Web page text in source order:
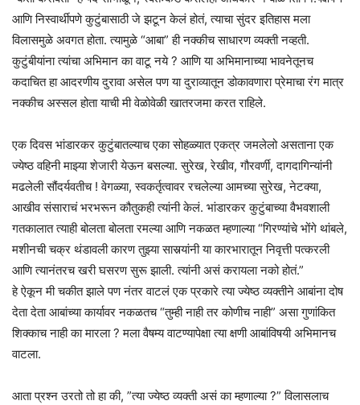
आणि निस्वार्थीपणे कुटुंबासाठी जे झटून केलं होतं, त्याचा सुंदर इतिहास मला
विलासमुळे अवगत होता. त्यामुळे “आबा” ही नक्कीच साधारण व्यक्ती नव्हती.
कुटुंबीयांना त्यांचा अभिमान का वाटू नये ? आणि या अभिमानाच्या भावनेतूनच
कदाचित हा आदरणीय दुरावा असेल पण या दुराव्यातून डोकावणारा प्रेमाचा रंग मात्र
नक्कीच अस्सल होता याची मी वेळोवेळी खातरजमा करत राहिले.
एक दिवस भांडारकर कुटुंबातल्याच एका सोहळ्यात एकत्र जमलेलो असताना एक
ज्येष्ठ वहिनी माझ्या शेजारी येऊन बसल्या. सुरेख, रेखीव, गौरवर्णी, दागदागिन्यांनी
मढलेली सौंदर्यवतीच ! वेगळ्या, स्वकर्तृत्वावर रचलेल्या आमच्या सुरेख, नेटक्या,
आखीव संसाराचं भरभरून कौतुकही त्यांनी केलं. भांडारकर कुटुंबाच्या वैभवशाली
गतकालात त्याही बोलता बोलता रमल्या आणि नकळत म्हणाल्या “गिरण्यांचे भोंगे थांबले,
मशीनची चक्र थंडावली कारण तुझ्या सासर्‍यांनी या कारभारातून निवृत्ती पत्करली
आणि त्यानंतरच खरी घसरण सुरू झाली. त्यांनी असं करायला नको होतं.”
हे ऐकून मी चकीत झाले पण नंतर वाटलं एक प्रकारे त्या ज्येष्ठ व्यक्तीने आबांना दोष
देता देता आबांच्या कार्यावर नकळतच “तुम्ही नाही तर कोणीच नाही” असा गुणांकित
शिक्काच नाही का मारला ? मला वैषम्य वाटण्यापेक्षा त्या क्षणी आबांविषयी अभिमानच
वाटला.
आता प्रश्न उरतो तो हा की, ”त्या ज्येष्ठ व्यक्ती असं का म्हणाल्या ?” विलासलाच